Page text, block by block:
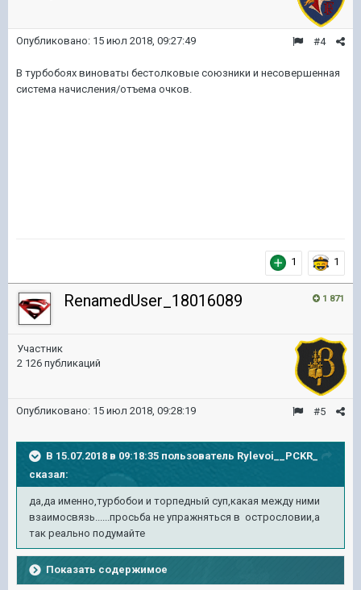
#4
Опубликовано: 15 июл 2018, 09:27:49
В турбобоях виноваты бестолковые союзники и несовершенная
система начисления/отъема очков.
1 1
1 871
RenamedUser_18016089
Участник
2 126 публикаций
#5
Опубликовано: 15 июл 2018, 09:28:19
В 15.07.2018 в 09:18:35 пользователь Rylevoi__PCKR_
сказал:
да,да именно,турбобои и торпедный суп,какая между ними
взаимосвязь......просьба не упражняться в острословии,а
так реально подумайте
Показать содержимое